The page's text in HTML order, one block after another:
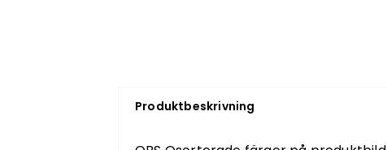
Produktbeskrivning